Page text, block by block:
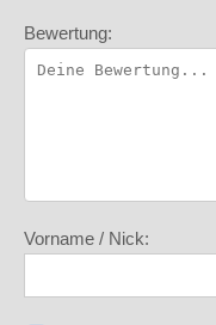
Bewertung:
Vorname / Nick: